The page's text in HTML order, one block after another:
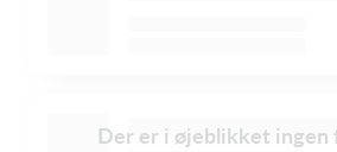
Der er i øjeblikket ingen